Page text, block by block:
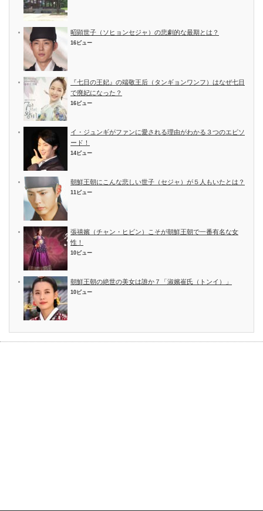
昭顕世子（ソヒョンセジャ）の悲劇的な最期とは？
16ビュー
『七日の王妃』の端敬王后（タンギョンワンフ）はなぜ七日
で廃妃になった？
16ビュー
イ・ジュンギがファンに愛される理由がわかる３つのエピソ
ード！
14ビュー
朝鮮王朝にこんな悲しい世子（セジャ）が５人もいたとは？
11ビュー
張禧嬪（チャン・ヒビン）こそが朝鮮王朝で一番有名な女
性！
10ビュー
朝鮮王朝の絶世の美女は誰か７「淑嬪崔氏（トンイ）」
10ビュー